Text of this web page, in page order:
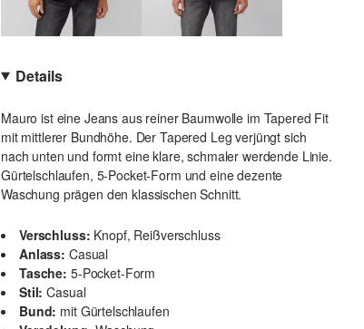
Details
Mauro ist eine Jeans aus reiner Baumwolle im Tapered Fit
mit mittlerer Bundhöhe. Der Tapered Leg verjüngt sich
nach unten und formt eine klare, schmaler werdende Linie.
Gürtelschlaufen, 5-Pocket-Form und eine dezente
Waschung prägen den klassischen Schnitt.
Verschluss: Knopf, Reißverschluss
Anlass: Casual
Tasche: 5-Pocket-Form
Stil: Casual
Bund: mit Gürtelschlaufen